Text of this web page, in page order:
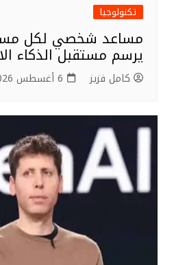
تكنولوجيا
مساعد شخصي لكل
يرسم مستقبل الذكاء
كامل فزيز 6 أغسطس 2026